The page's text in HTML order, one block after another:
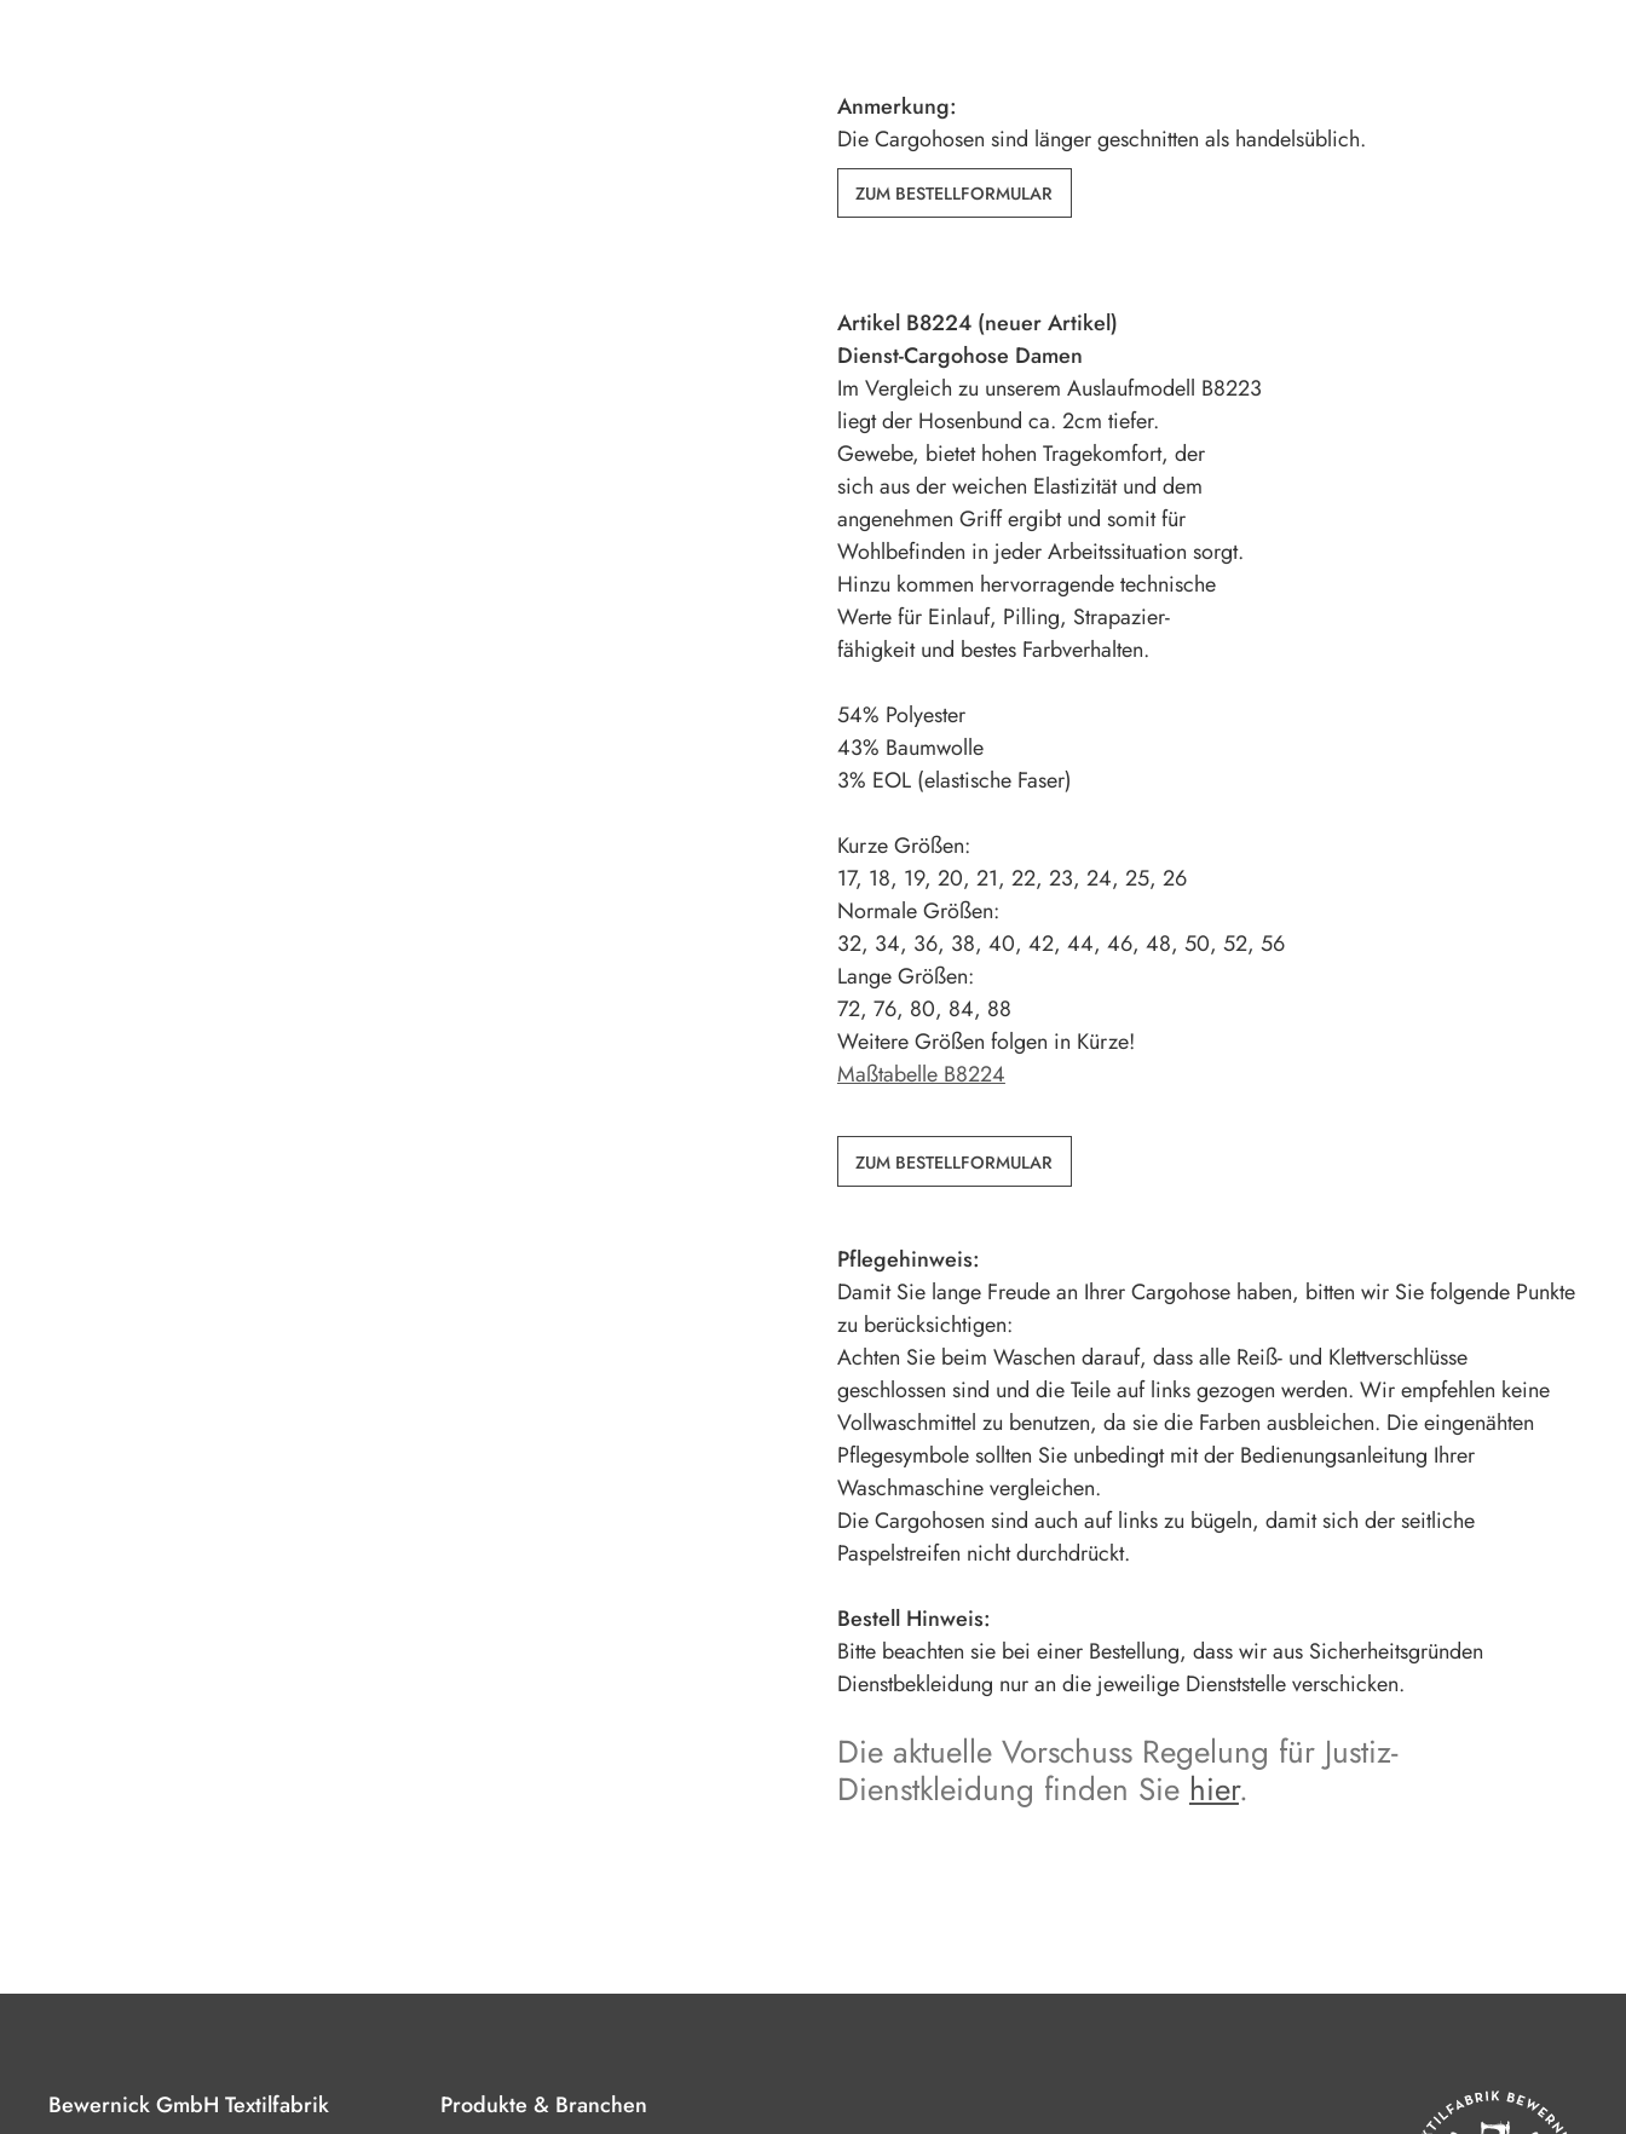
Anmerkung:
Die Cargohosen sind länger geschnitten als handelsüblich.
ZUM BESTELLFORMULAR
Artikel B8224 (neuer Artikel)
Dienst-Cargohose Damen
Im Vergleich zu unserem Auslaufmodell B8223
liegt der Hosenbund ca. 2cm tiefer.
Gewebe, bietet hohen Tragekomfort, der
sich aus der weichen Elastizität und dem
angenehmen Griff ergibt und somit für
Wohlbefinden in jeder Arbeitssituation sorgt.
Hinzu kommen hervorragende technische
Werte für Einlauf, Pilling, Strapazier-
fähigkeit und bestes Farbverhalten.
54% Polyester
43% Baumwolle
3% EOL (elastische Faser)
Kurze Größen:
17, 18, 19, 20, 21, 22, 23, 24, 25, 26
Normale Größen:
32, 34, 36, 38, 40, 42, 44, 46, 48, 50, 52, 56
Lange Größen:
72, 76, 80, 84, 88
Weitere Größen folgen in Kürze!
Maßtabelle B8224
ZUM BESTELLFORMULAR
Pflegehinweis:
Damit Sie lange Freude an Ihrer Cargohose haben, bitten wir Sie folgende Punkte
zu berücksichtigen:
Achten Sie beim Waschen darauf, dass alle Reiß- und Klettverschlüsse
geschlossen sind und die Teile auf links gezogen werden. Wir empfehlen keine
Vollwaschmittel zu benutzen, da sie die Farben ausbleichen. Die eingenähten
Pflegesymbole sollten Sie unbedingt mit der Bedienungsanleitung Ihrer
Waschmaschine vergleichen.
Die Cargohosen sind auch auf links zu bügeln, damit sich der seitliche
Paspelstreifen nicht durchdrückt.
Bestell Hinweis:
Bitte beachten sie bei einer Bestellung, dass wir aus Sicherheitsgründen
Dienstbekleidung nur an die jeweilige Dienststelle verschicken.
Die aktuelle Vorschuss Regelung für Justiz-
Dienstkleidung finden Sie hier.
Bewernick GmbH Textilfabrik Produkte & Branchen